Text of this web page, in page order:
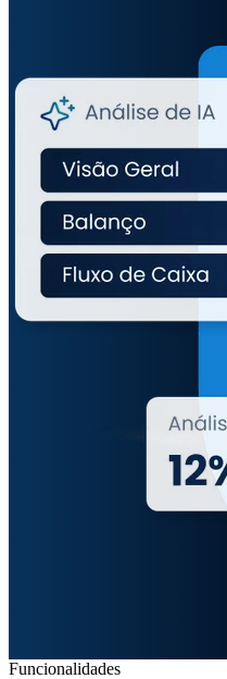
Funcionalidades